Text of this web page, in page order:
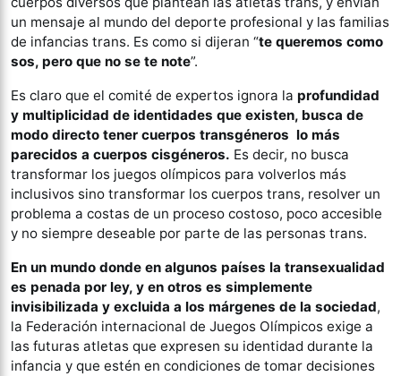
un mensaje al mundo del deporte profesional y las familias
de infancias trans. Es como si dijeran “te queremos como
sos, pero que no se te note”.
Es claro que el comité de expertos ignora la profundidad
y multiplicidad de identidades que existen, busca de
modo directo tener cuerpos transgéneros lo más
parecidos a cuerpos cisgéneros. Es decir, no busca
transformar los juegos olímpicos para volverlos más
inclusivos sino transformar los cuerpos trans, resolver un
problema a costas de un proceso costoso, poco accesible
y no siempre deseable por parte de las personas trans.
En un mundo donde en algunos países la transexualidad
es penada por ley, y en otros es simplemente
invisibilizada y excluida a los márgenes de la sociedad,
la Federación internacional de Juegos Olímpicos exige a
las futuras atletas que expresen su identidad durante la
infancia y que estén en condiciones de tomar decisiones